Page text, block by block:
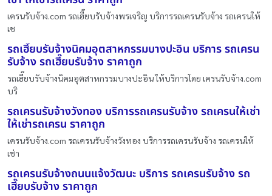
เครนรับจ้าง.com รถเฮี๊ยบรับจ้างพรเจริญ บริการรถเครนรับจ้าง รถเครนให้
เช
รถเฮี๊ยบรับจ้างนิคมอุตสาหกรรมบางปะอิน บริการ รถเครน
รับจ้าง รถเฮี๊ยบรับจ้าง ราคาถูก
รถเฮี๊ยบรับจ้างนิคมอุตสาหกรรมบางปะอิน ให้บริการโดย เครนรับจ้าง.com
บริ
รถเครนรับจ้างวังทอง บริการรถเครนรับจ้าง รถเครนให้เช่า
ให้เช่ารถเครน ราคาถูก
เครนรับจ้าง.com รถเครนรับจ้างวังทอง บริการรถเครนรับจ้าง รถเครนให้
เช่า
รถเครนรับจ้างถนนแจ้งวัฒนะ บริการ รถเครนรับจ้าง รถ
เฮี๊ยบรับจ้าง ราคาถูก